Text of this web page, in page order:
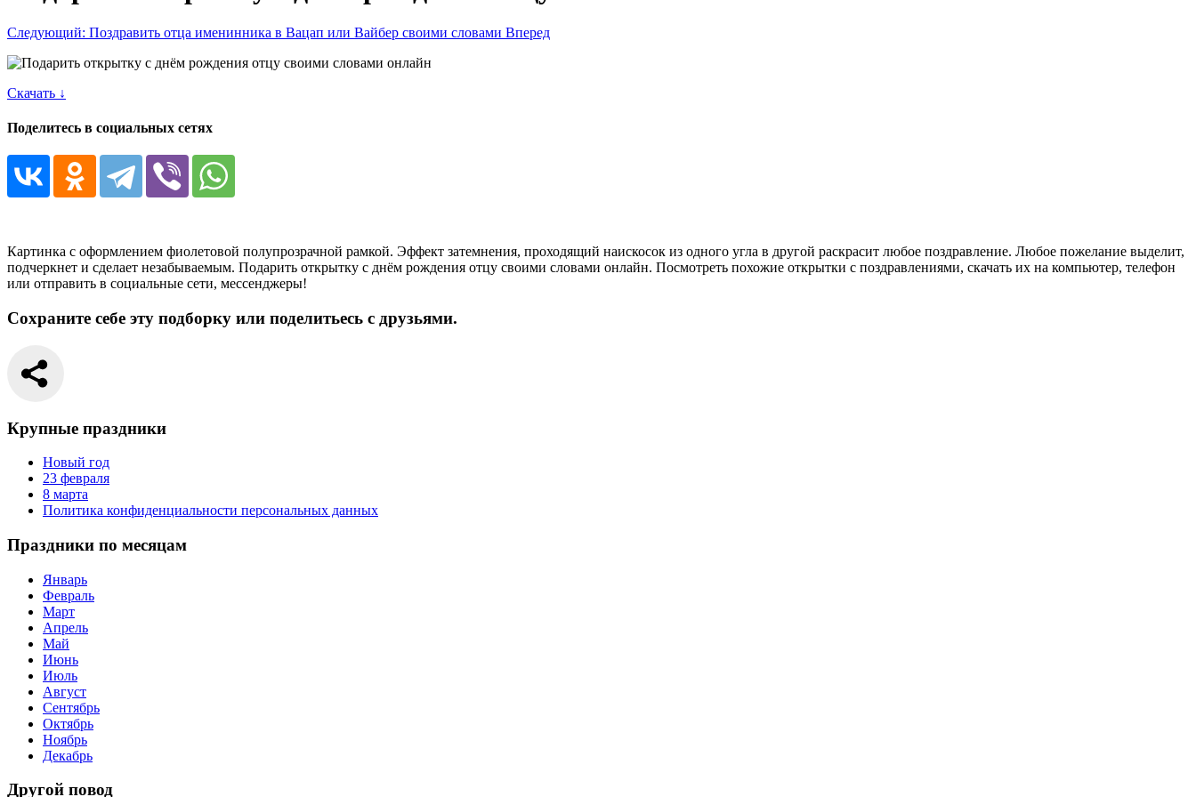
Следующий: Поздравить отца именинника в Вацап или Вайбер своими словами Вперед
Скачать ↓
Поделитесь в социальных сетях
Картинка с оформлением фиолетовой полупрозрачной рамкой. Эффект затемнения, проходящий наискосок из одного угла в другой раскрасит любое поздравление. Любое пожелание выделит,
подчеркнет и сделает незабываемым. Подарить открытку с днём рождения отцу своими словами онлайн. Посмотреть похожие открытки с поздравлениями, скачать их на компьютер, телефон
или отправить в социальные сети, мессенджеры!
Сохраните себе эту подборку или поделитьесь с друзьями.
Крупные праздники
Новый год
23 февраля
8 марта
Политика конфиденциальности персональных данных
Праздники по месяцам
Январь
Февраль
Март
Апрель
Май
Июнь
Июль
Август
Сентябрь
Октябрь
Ноябрь
Декабрь
Другой повод